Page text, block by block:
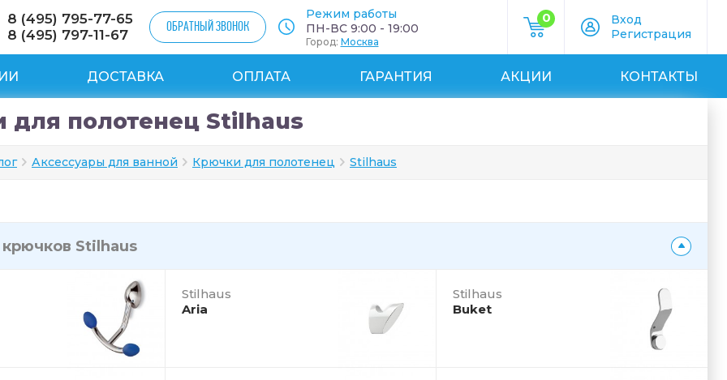
8 (495) 795-77-65
8 (495) 797-11-67
ОБРАТНЫЙ ЗВОНОК
Режим работы
ПН-ВС 9:00 - 19:00
Город: Москва
0
Вход
Регистрация
ДОСТАВКА ОПЛАТА ГАРАНТИЯ АКЦИИ КОНТАКТЫ
для полотенец Stilhaus
Аксессуары для ванной Крючки для полотенец Stilhaus
крючков Stilhaus
Stilhaus
Aria
Stilhaus
Buket